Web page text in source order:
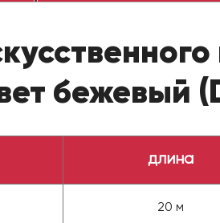
бежевый
длина
20 м